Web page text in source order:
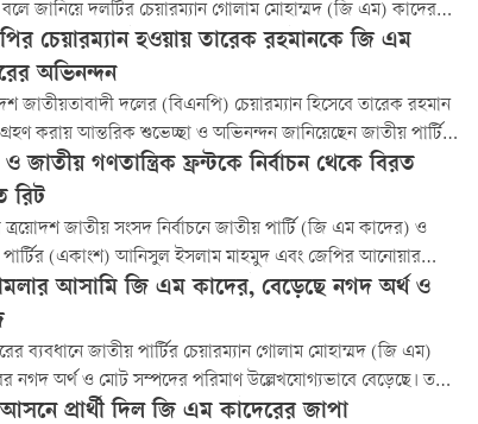
জানিয়ে দলটির চেয়ারম্যান গোলাম মোহাম্মদ (জি এম) কাদের
‘আমরা ‘‘না’’ ভোট দেব। দেশের স্বার্থে, আইনের শাসনের স্বার্থে
‘‘না’’ ভোট দেওয়ার জন্য অনুরোধ করব। সরকারের এমন উদ্যোগ
দেশের রাজনৈতিক স্থিতিশ
চেয়ারম্যান হওয়ায় তারেক রহমানকে জি এম
অভিনন্দন
জাতীয়তাবাদী দলের (বিএনপি) চেয়ারম্যান হিসেবে তারেক রহমান
গ্রহণ করায় আন্তরিক শুভেচ্ছা ও অভিনন্দন জানিয়েছেন জাতীয় পার্টির
জি এম কাদের।
জাতীয় গণতান্ত্রিক ফ্রন্টকে নির্বাচন থেকে বিরত
রিট
জাতীয় সংসদ নির্বাচনে জাতীয় পার্টি (জি এম কাদের) ও
পার্টির (একাংশ) আনিসুল ইসলাম মাহমুদ এবং জেপির আনোয়ার
নেতৃত্বাধীন জাতীয় গণতান্ত্রিক ফ্রন্ট (এনডিএফ) প্রার্থীদের
থেকে বিরত রাখার নির্দেশনা চেয়ে রিট করা হয়েছে।
আসামি জি এম কাদের, বেড়েছে নগদ অর্থ ও
ব্যবধানে জাতীয় পার্টির চেয়ারম্যান গোলাম মোহাম্মদ (জি এম)
নগদ অর্থ ও মোট সম্পদের পরিমাণ উল্লেখযোগ্যভাবে বেড়েছে। তবে
তাঁর স্ত্রী শেরীফা কাদেরের নগদ টাকা কমেছে।
প্রার্থী দিল জি এম কাদেরের জাপা